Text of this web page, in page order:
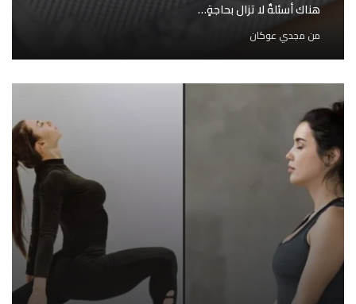
هناك أسئلةٌ لا تزال بحاجةٍ…
من مجدي عوكان